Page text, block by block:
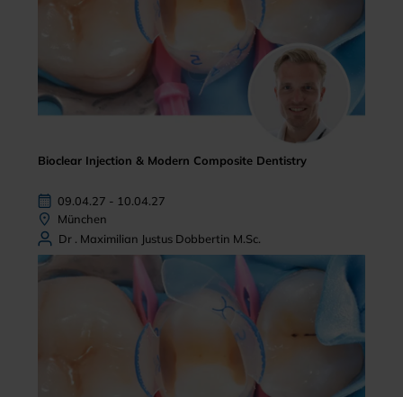
Bioclear Injection & Modern Composite Dentistry
09.04.27 - 10.04.27
München
Dr . Maximilian Justus Dobbertin M.Sc.